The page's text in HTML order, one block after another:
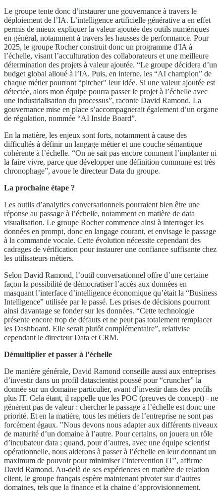
Le groupe tente donc d’instaurer une gouvernance à travers le
déploiement de l’IA. L’intelligence artificielle générative a en effet
permis de mieux expliquer la valeur ajoutée des outils numériques
en général, notamment à travers les hausses de performance. Pour
2025, le groupe Rocher construit donc un programme d'IA à
l’échelle, visant l’acculturation des collaborateurs et une meilleure
détermination des projets à valeur ajoutée. “Le groupe décidera d’un
budget global alloué à l’IA. Puis, en interne, les “AI champion” de
chaque métier pourront “pitcher" leur idée. Si une valeur ajoutée est
détectée, alors mon équipe pourra passer le projet à l’échelle avec
une industrialisation du processus”, raconte David Ramond. La
gouvernance mise en place s’accompagnerait également d’un organe
de régulation, nommée “AI Inside Board”.
En la matière, les enjeux sont forts, notamment à cause des
difficultés à définir un langage métier et une couche sémantique
cohérente à l’échelle. “On ne sait pas encore comment l’implanter ni
la faire vivre, parce que développer une définition commune est très
chronophage”, avoue le directeur Data du groupe.
La prochaine étape ?
Les outils d’analytics conversationnels pourraient bien être une
réponse au passage à l’échelle, notamment en matière de data
visualisation. Le groupe Rocher commence ainsi à interroger les
données en prompt, donc en langage courant, et envisage le passage
à la commande vocale. Cette évolution nécessite cependant des
cadrages de vérification pour instaurer une confiance suffisante chez
les utilisateurs métiers.
Selon David Ramond, l’outil conversationnel offre d’une certaine
façon la possibilité de démocratiser l’accès aux données en
masquant l’interface d’intelligence économique qu’était la “Business
Intelligence” utilisée par le passé. Les prises de décisions pourront
ainsi davantage se fonder sur les données. “Cette technologie
présente encore trop de défauts et ne peut pas totalement remplacer
les Dashboard. Elle serait plutôt complémentaire”, relativise
cependant le directeur Data et CRM.
Démultiplier et passer à l’échelle
De manière générale, David Ramond conseille aussi aux entreprises
d’investir dans un profil datascientist poussé pour “cruncher” la
donnée sur un domaine particulier, avant d’investir dans des profils
plus IT. Cela étant, il rappelle que les POC (preuves de concept) - ne
génèrent pas de valeur : chercher le passage à l’échelle est donc une
priorité. Et en la matière, tous les métiers de l’entreprise ne sont pas
forcément égaux. "Nous devons nous adapter aux différents niveaux
de maturité d’un domaine à l’autre. Pour certains, on jouera un rôle
d’incubateur data ; quand, pour d’autres, avec une équipe scientist
opérationnelle, nous aiderons à passer à l’échelle en leur donnant un
maximum de pouvoir pour minimiser l’intervention IT”, affirme
David Ramond. Au-delà de ses expériences en matière de relation
client, le groupe français espère maintenant pivoter sur d’autres
domaines, tels que la finance et la chaine d’approvisionnement.